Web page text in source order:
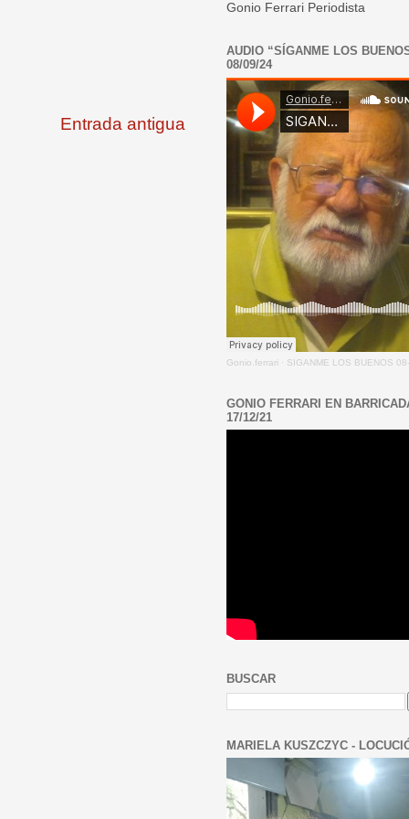
Entrada antigua
Gonio Ferrari Periodista
AUDIO “SÍGANME LOS
08/09/24
Gonio.ferrari · SIGANME LOS BUENOS
GONIO FERRARI EN
17/12/21
BUSCAR
MARIELA KUSZCZYC -